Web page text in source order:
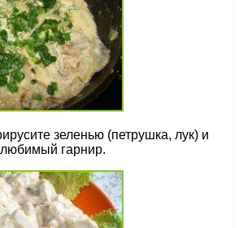
зеленью (петрушка, лук) и
гарнир.